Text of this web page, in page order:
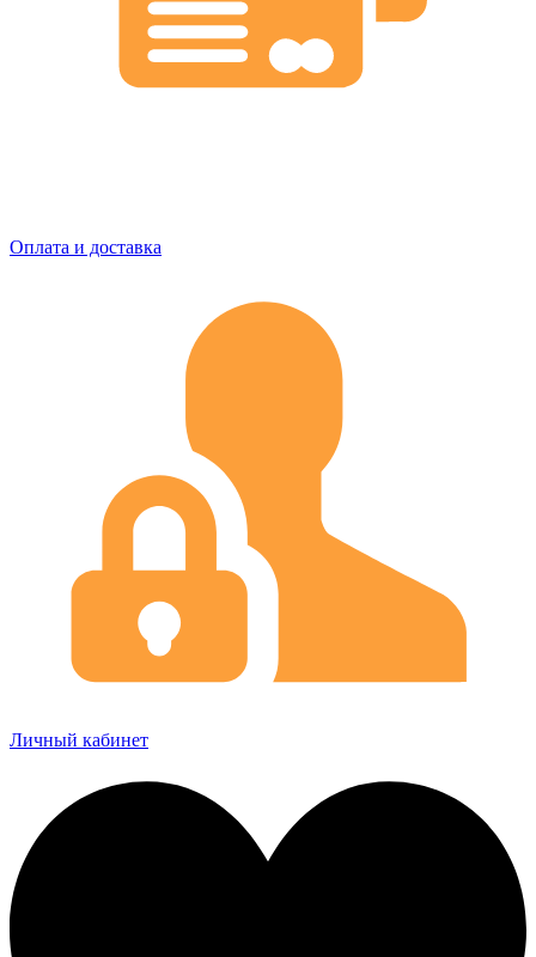
Оплата и доставка
Личный кабинет